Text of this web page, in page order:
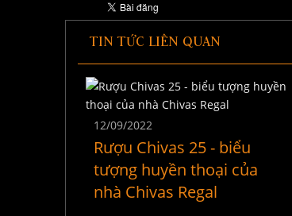
TIN TỨC LIÊN QUAN
12/09/2022
Rượu Chivas 25 - biểu
tượng huyền thoại của
nhà Chivas Regal